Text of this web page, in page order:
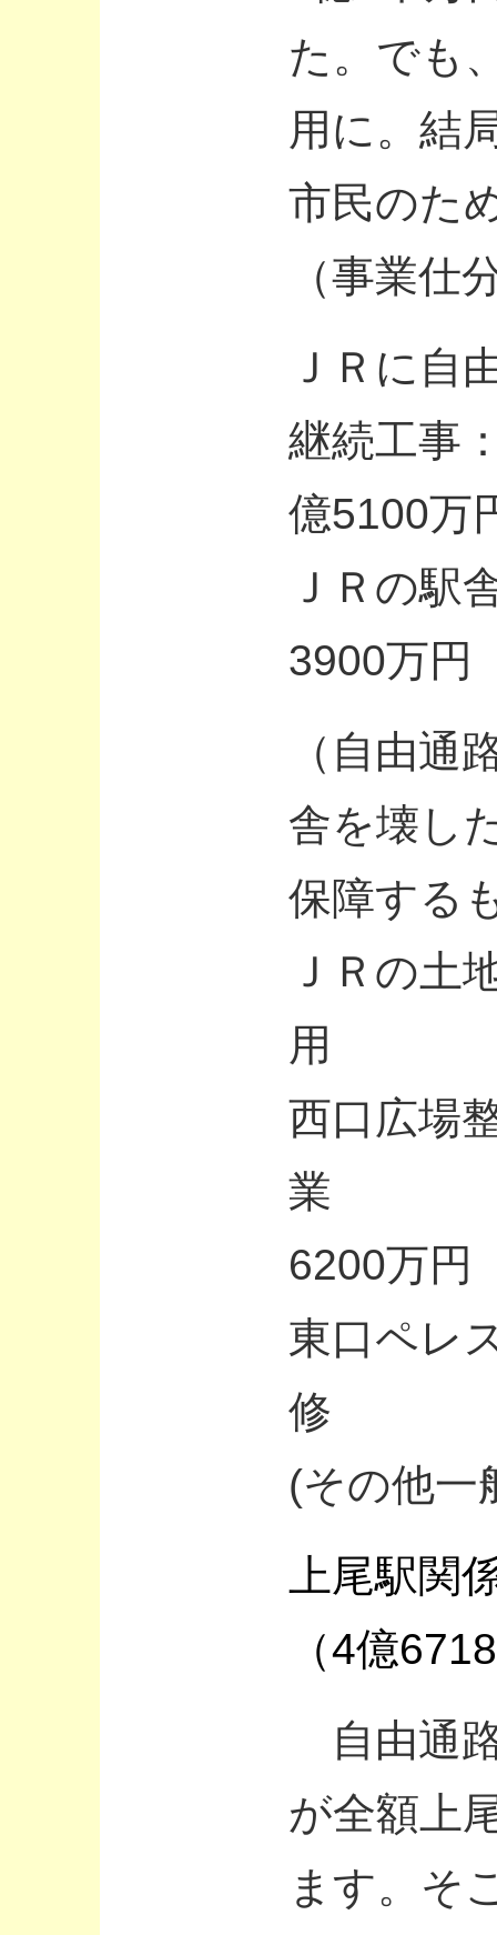
た。でも
用に。結
市民のた
（事業仕
ＪＲに自
継続工事
億5100万
ＪＲの駅
3900万円
（自由通
舎を壊し
保障する
ＪＲの土
用
西口広場
6200万円
東口ペレ
修 4
(その他一
上尾駅
（4億
自由通
が全額上
ます。そ